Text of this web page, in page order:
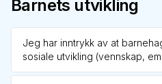
Barnets utvikling
Jeg har inntrykk av at
sosiale utvikling (vennskap,